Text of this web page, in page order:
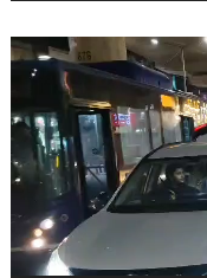
Video
Player